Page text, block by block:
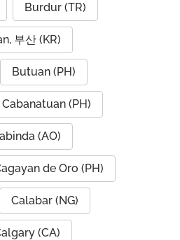
Burdur (TR)
부산 (KR)
Butuan (PH)
Cabanatuan (PH)
(AO)
de Oro (PH)
Calabar (NG)
(CA)